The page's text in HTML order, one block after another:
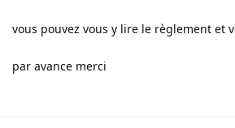
vous pouvez vous y lire le règlement et
par avance merci